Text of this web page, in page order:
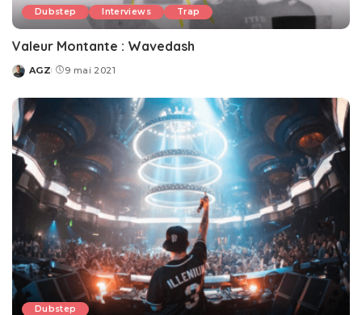
Dubstep Interviews Trap
Valeur Montante : Wavedash
Posted
AGZ 9 mai 2021
Dubstep